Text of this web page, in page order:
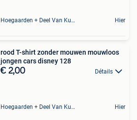
Hoegaarden + Deel Van Kumtich + Deel Van Tienen Hier
rood T-shirt zonder mouwen mouwloos
jongen cars disney 128
€ 2,00 Détails
Hoegaarden + Deel Van Kumtich + Deel Van Tienen Hier